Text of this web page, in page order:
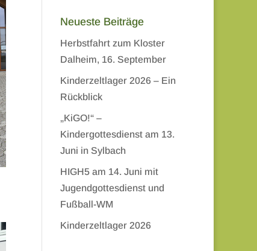
Neueste Beiträge
Herbstfahrt zum Kloster
Dalheim, 16. September
Kinderzeltlager 2026 – Ein
Rückblick
„KiGO!“ –
Kindergottesdienst am 13.
Juni in Sylbach
HIGH5 am 14. Juni mit
Jugendgottesdienst und
Fußball-WM
Kinderzeltlager 2026